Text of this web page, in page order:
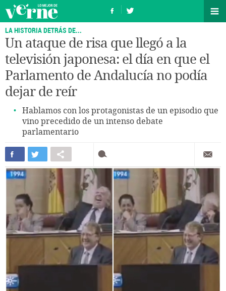
LA HISTORIA DETRÁS DE...
Un ataque de risa que llegó a la
televisión japonesa: el día en que el
Parlamento de Andalucía no podía
dejar de reír
Hablamos con los protagonistas de un episodio que
vino precedido de un intenso debate
parlamentario